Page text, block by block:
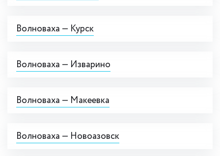
Волноваха — Курск
Волноваха — Изварино
Волноваха — Макеевка
Волноваха — Новоазовск